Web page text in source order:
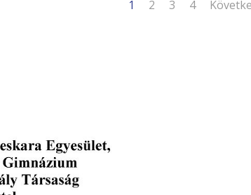
1 2 3 4